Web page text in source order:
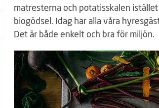
matresterna och potatisskalen
biogödsel. Idag har alla våra
Det är både enkelt och bra för miljön.